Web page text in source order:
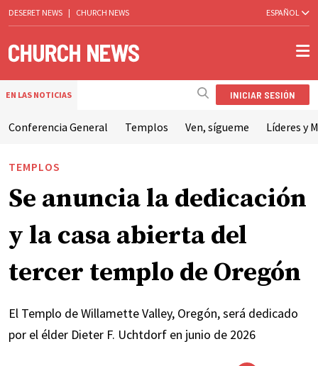
DESERET NEWS | CHURCH NEWS ESPAÑOL
EN LAS NOTICIAS INICIAR SESIÓN
Conferencia General Templos Ven, sígueme Líderes y
TEMPLOS
Se anuncia la dedicación
y la casa abierta del
tercer templo de Oregón
El Templo de Willamette Valley, Oregón, será dedicado
por el élder Dieter F. Uchtdorf en junio de 2026